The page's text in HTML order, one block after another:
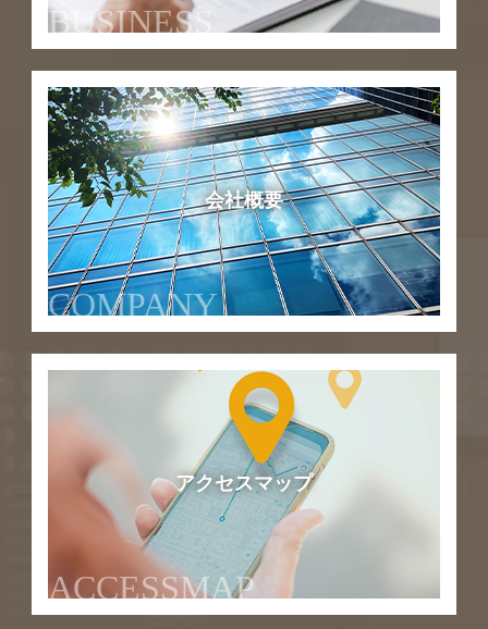
BUSINESS
会社概要
COMPANY
アクセスマップ
ACCESSMAP